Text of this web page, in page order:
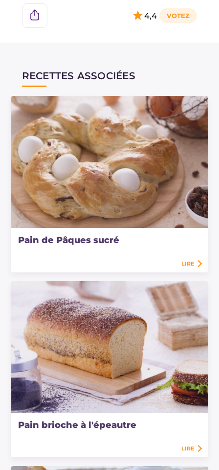
4,4
RECETTES ASSOCIÉES
Pain de Pâques sucré
LIRE
Pain brioche à l'épeautre
LIRE